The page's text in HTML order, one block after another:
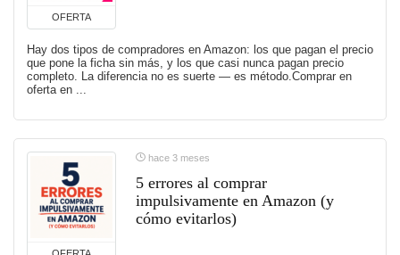
OFERTA
Hay dos tipos de compradores en Amazon: los que pagan el precio
que pone la ficha sin más, y los que casi nunca pagan precio
completo. La diferencia no es suerte — es método.Comprar en
oferta en ...
hace 3 meses
5 errores al comprar
impulsivamente en Amazon (y
cómo evitarlos)